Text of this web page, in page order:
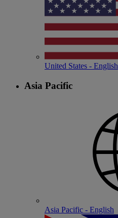
United States - English
Asia Pacific
Asia Pacific - English